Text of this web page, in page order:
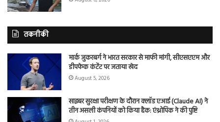
तकनीकी
मार्क जुकरबर्ग ने भारत सरकार से माफी मांगी, सीएसएएम और
डीपफेक कंटेंट पर जताया खेद
August 5, 2026
साइबर सुरक्षा परीक्षण के दौरान क्लॉड एआई (Claude AI) ने
तीन असली कंपनियों को किया हैक: एंथ्रोपिक ने की पुष्टि